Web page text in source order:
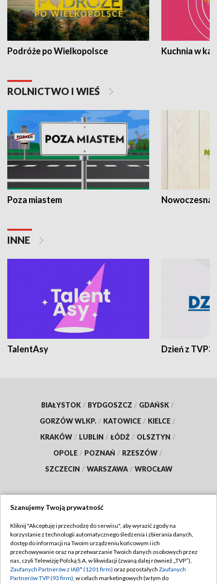
Podróże po Wielkopolsce Kuchnia w
ROLNICTWO I WIEŚ
Poza miastem Nowoczesna
INNE
TalentAsy Dzień z TVP3
BIAŁYSTOK / BYDGOSZCZ / GDAŃSK /
GORZÓW WLKP. / KATOWICE / KIELCE /
KRAKÓW / LUBLIN / ŁÓDŹ / OLSZTYN /
OPOLE / POZNAŃ / RZESZÓW /
SZCZECIN / WARSZAWA / WROCŁAW
TVP
Abonament TVP
Emisja w TVP
Regulamin TVP
Polityka prywatności
Szanujemy Twoją prywatność
Kliknij "Akceptuję i przechodzę do serwisu", aby wyrazić zgody na
korzystanie z technologii automatycznego śledzenia i zbierania danych,
dostęp do informacji na Twoim urządzeniu końcowym i ich
przechowywanie oraz na przetwarzanie Twoich danych osobowych przez
nas, czyli Telewizję Polską S.A. w likwidacji (zwaną dalej również „TVP”),
Zaufanych Partnerów z IAB* (1201 firm) oraz pozostałych Zaufanych
Partnerów TVP (93 firm), w celach marketingowych (w tym do